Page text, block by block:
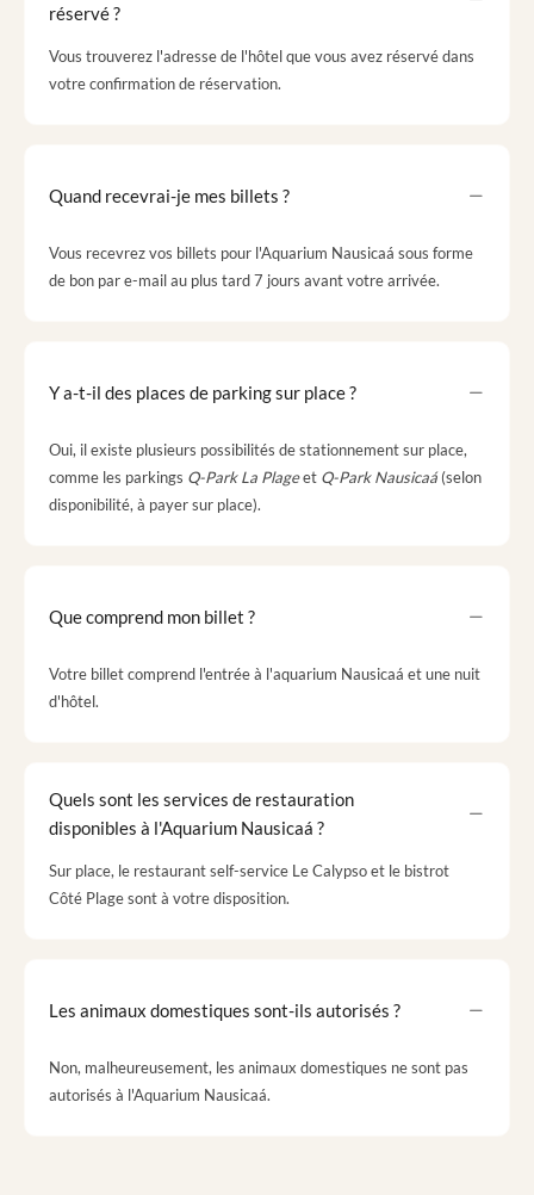
réservé ?
Vous trouverez l'adresse de l'hôtel que vous avez réservé dans
votre confirmation de réservation.
Quand recevrai-je mes billets ?
Vous recevrez vos billets pour l'Aquarium Nausicaá sous forme
de bon par e-mail au plus tard 7 jours avant votre arrivée.
Y a-t-il des places de parking sur place ?
Oui, il existe plusieurs possibilités de stationnement sur place,
comme les parkings Q-Park La Plageet Q-Park Nausicaá(selon
disponibilité, à payer sur place).
Que comprend mon billet ?
Votre billet comprend l'entrée à l'aquarium Nausicaá et une nuit
d'hôtel.
Quels sont les services de restauration
disponibles à l'Aquarium Nausicaá ?
Sur place, le restaurant self-service Le Calypso et le bistrot
Côté Plage sont à votre disposition.
Les animaux domestiques sont-ils autorisés ?
Non, malheureusement, les animaux domestiques ne sont pas
autorisés à l'Aquarium Nausicaá.